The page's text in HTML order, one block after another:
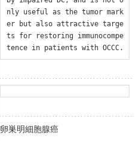
nly useful as the tumor mark
er but also attractive targe
ts for restoring immunocompe
tence in patients with OCCC.
卵巣明細胞腺癌